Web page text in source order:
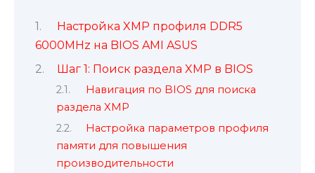
Настройка XMP профиля DDR5
6000MHz на BIOS AMI ASUS
Шаг 1: Поиск раздела XMP в BIOS
Навигация по BIOS для поиска
раздела XMP
Настройка параметров профиля
памяти для повышения
производительности